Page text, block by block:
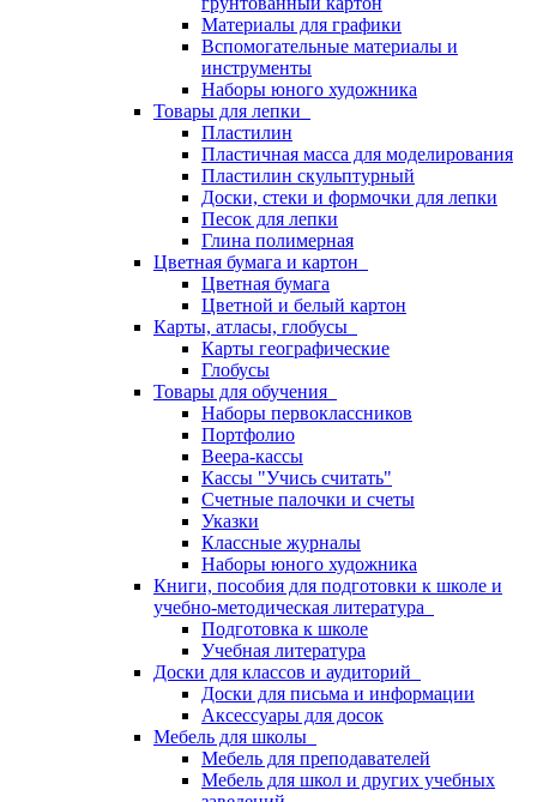
Материалы для графики
Вспомогательные материалы и
инструменты
Наборы юного художника
Товары для лепки
Пластилин
Пластичная масса для моделирования
Пластилин скульптурный
Доски, стеки и формочки для лепки
Песок для лепки
Глина полимерная
Цветная бумага и картон
Цветная бумага
Цветной и белый картон
Карты, атласы, глобусы
Карты географические
Глобусы
Товары для обучения
Наборы первоклассников
Портфолио
Веера-кассы
Кассы "Учись считать"
Счетные палочки и счеты
Указки
Классные журналы
Наборы юного художника
Книги, пособия для подготовки к школе и
учебно-методическая литература
Подготовка к школе
Учебная литература
Доски для классов и аудиторий
Доски для письма и информации
Аксессуары для досок
Мебель для школы
Мебель для преподавателей
Мебель для школ и других учебных